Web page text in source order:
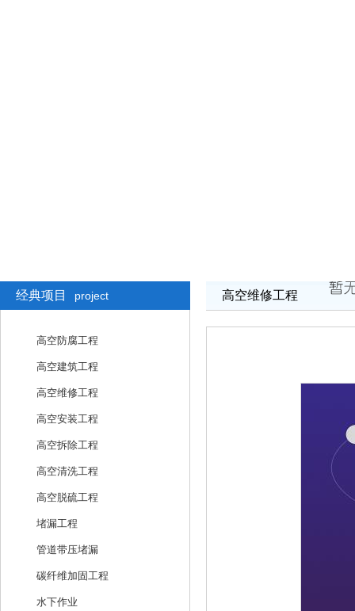
经典项目 project
高空防腐工程
高空建筑工程
高空维修工程
高空安装工程
高空拆除工程
高空清洗工程
高空脱硫工程
堵漏工程
管道带压堵漏
碳纤维加固工程
水下作业
高空维修工程